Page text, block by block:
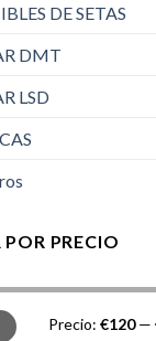
DE SETAS
DMT
LSD
POR PRECIO
Precio: €120—